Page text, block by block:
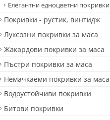
Елегантни едноцветни покривки
Покривки - рустик, винтидж
Луксозни покривки за маса
Жакардови покривки за маса
Пъстри покривки за маса
Немачкаеми покривки за маса
Водоустойчиви покривки
Битови покривки